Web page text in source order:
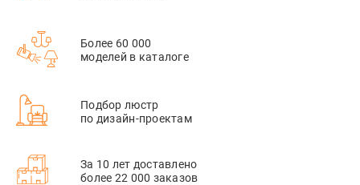
Более 60 000
моделей в каталоге
Подбор люстр
по дизайн-проектам
За 10 лет доставлено
более 22 000 заказов